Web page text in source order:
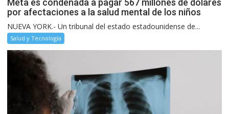
Meta es condenada a pagar 567 millones de dólares
por afectaciones a la salud mental de los niños
NUEVA YORK.- Un tribunal del estado estadounidense de...
Salud y Tecnología